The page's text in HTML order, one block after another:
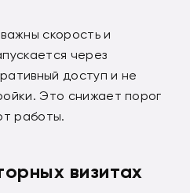
скорость и
через
доступ и не
Это снижает порог
работы.
визитах